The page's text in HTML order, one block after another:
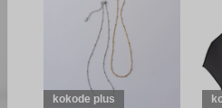
kokode plus